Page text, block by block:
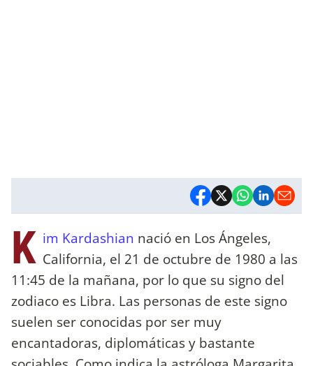
K im Kardashian nació en Los Ángeles,
California, el 21 de octubre de 1980 a las
11:45 de la mañana, por lo que su signo del
zodiaco es Libra. Las personas de este signo
suelen ser conocidas por ser muy
encantadoras, diplomáticas y bastante